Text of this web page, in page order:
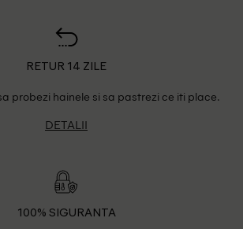
RETUR 14 ZILE
probezi hainele si sa pastrezi ce iti place.
DETALII
100% SIGURANTA